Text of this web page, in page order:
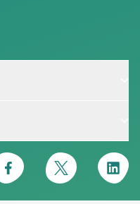
Facebook Twitter